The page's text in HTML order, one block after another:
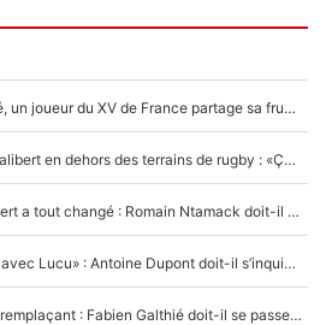
Mis de côté par Fabien Galthié, un joueur du XV de France partage sa frustration : «ils ne me l’ont pas dit tout de suite»
La raison d'être de Matthieu Jalibert en dehors des terrains de rugby : «Ça m'atteint autant que si tu touches à un membre de ma famille»
XV de France - Matthieu Jalibert a tout changé : Romain Ntamack doit-il s’inquiéter pour sa place à un an de la Coupe du monde ?
«Le XV de France est meilleur avec Lucu» : Antoine Dupont doit-il s’inquiéter pour sa place ?
Le XV de France a trouvé son remplaçant : Fabien Galthié doit-il se passer d'Antoine Dupont ?